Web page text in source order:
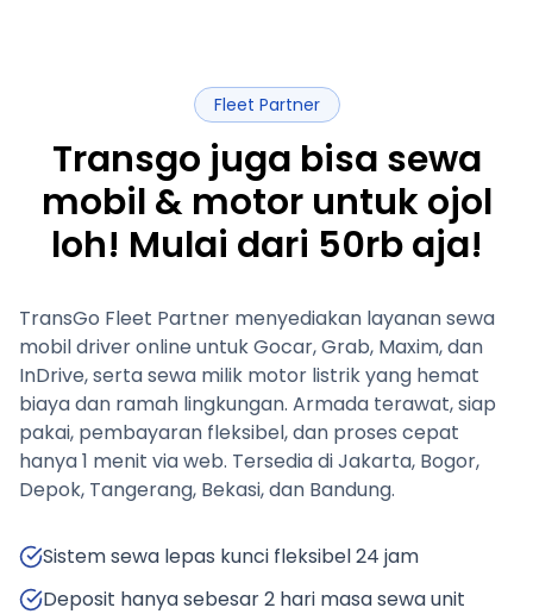
Fleet Partner
Transgo juga bisa sewa
mobil & motor untuk ojol
loh! Mulai dari 50rb aja!
TransGo Fleet Partner menyediakan layanan sewa
mobil driver online untuk Gocar, Grab, Maxim, dan
InDrive, serta sewa milik motor listrik yang hemat
biaya dan ramah lingkungan. Armada terawat, siap
pakai, pembayaran fleksibel, dan proses cepat
hanya 1 menit via web. Tersedia di Jakarta, Bogor,
Depok, Tangerang, Bekasi, dan Bandung.
Sistem sewa lepas kunci fleksibel 24 jam
Deposit hanya sebesar 2 hari masa sewa unit